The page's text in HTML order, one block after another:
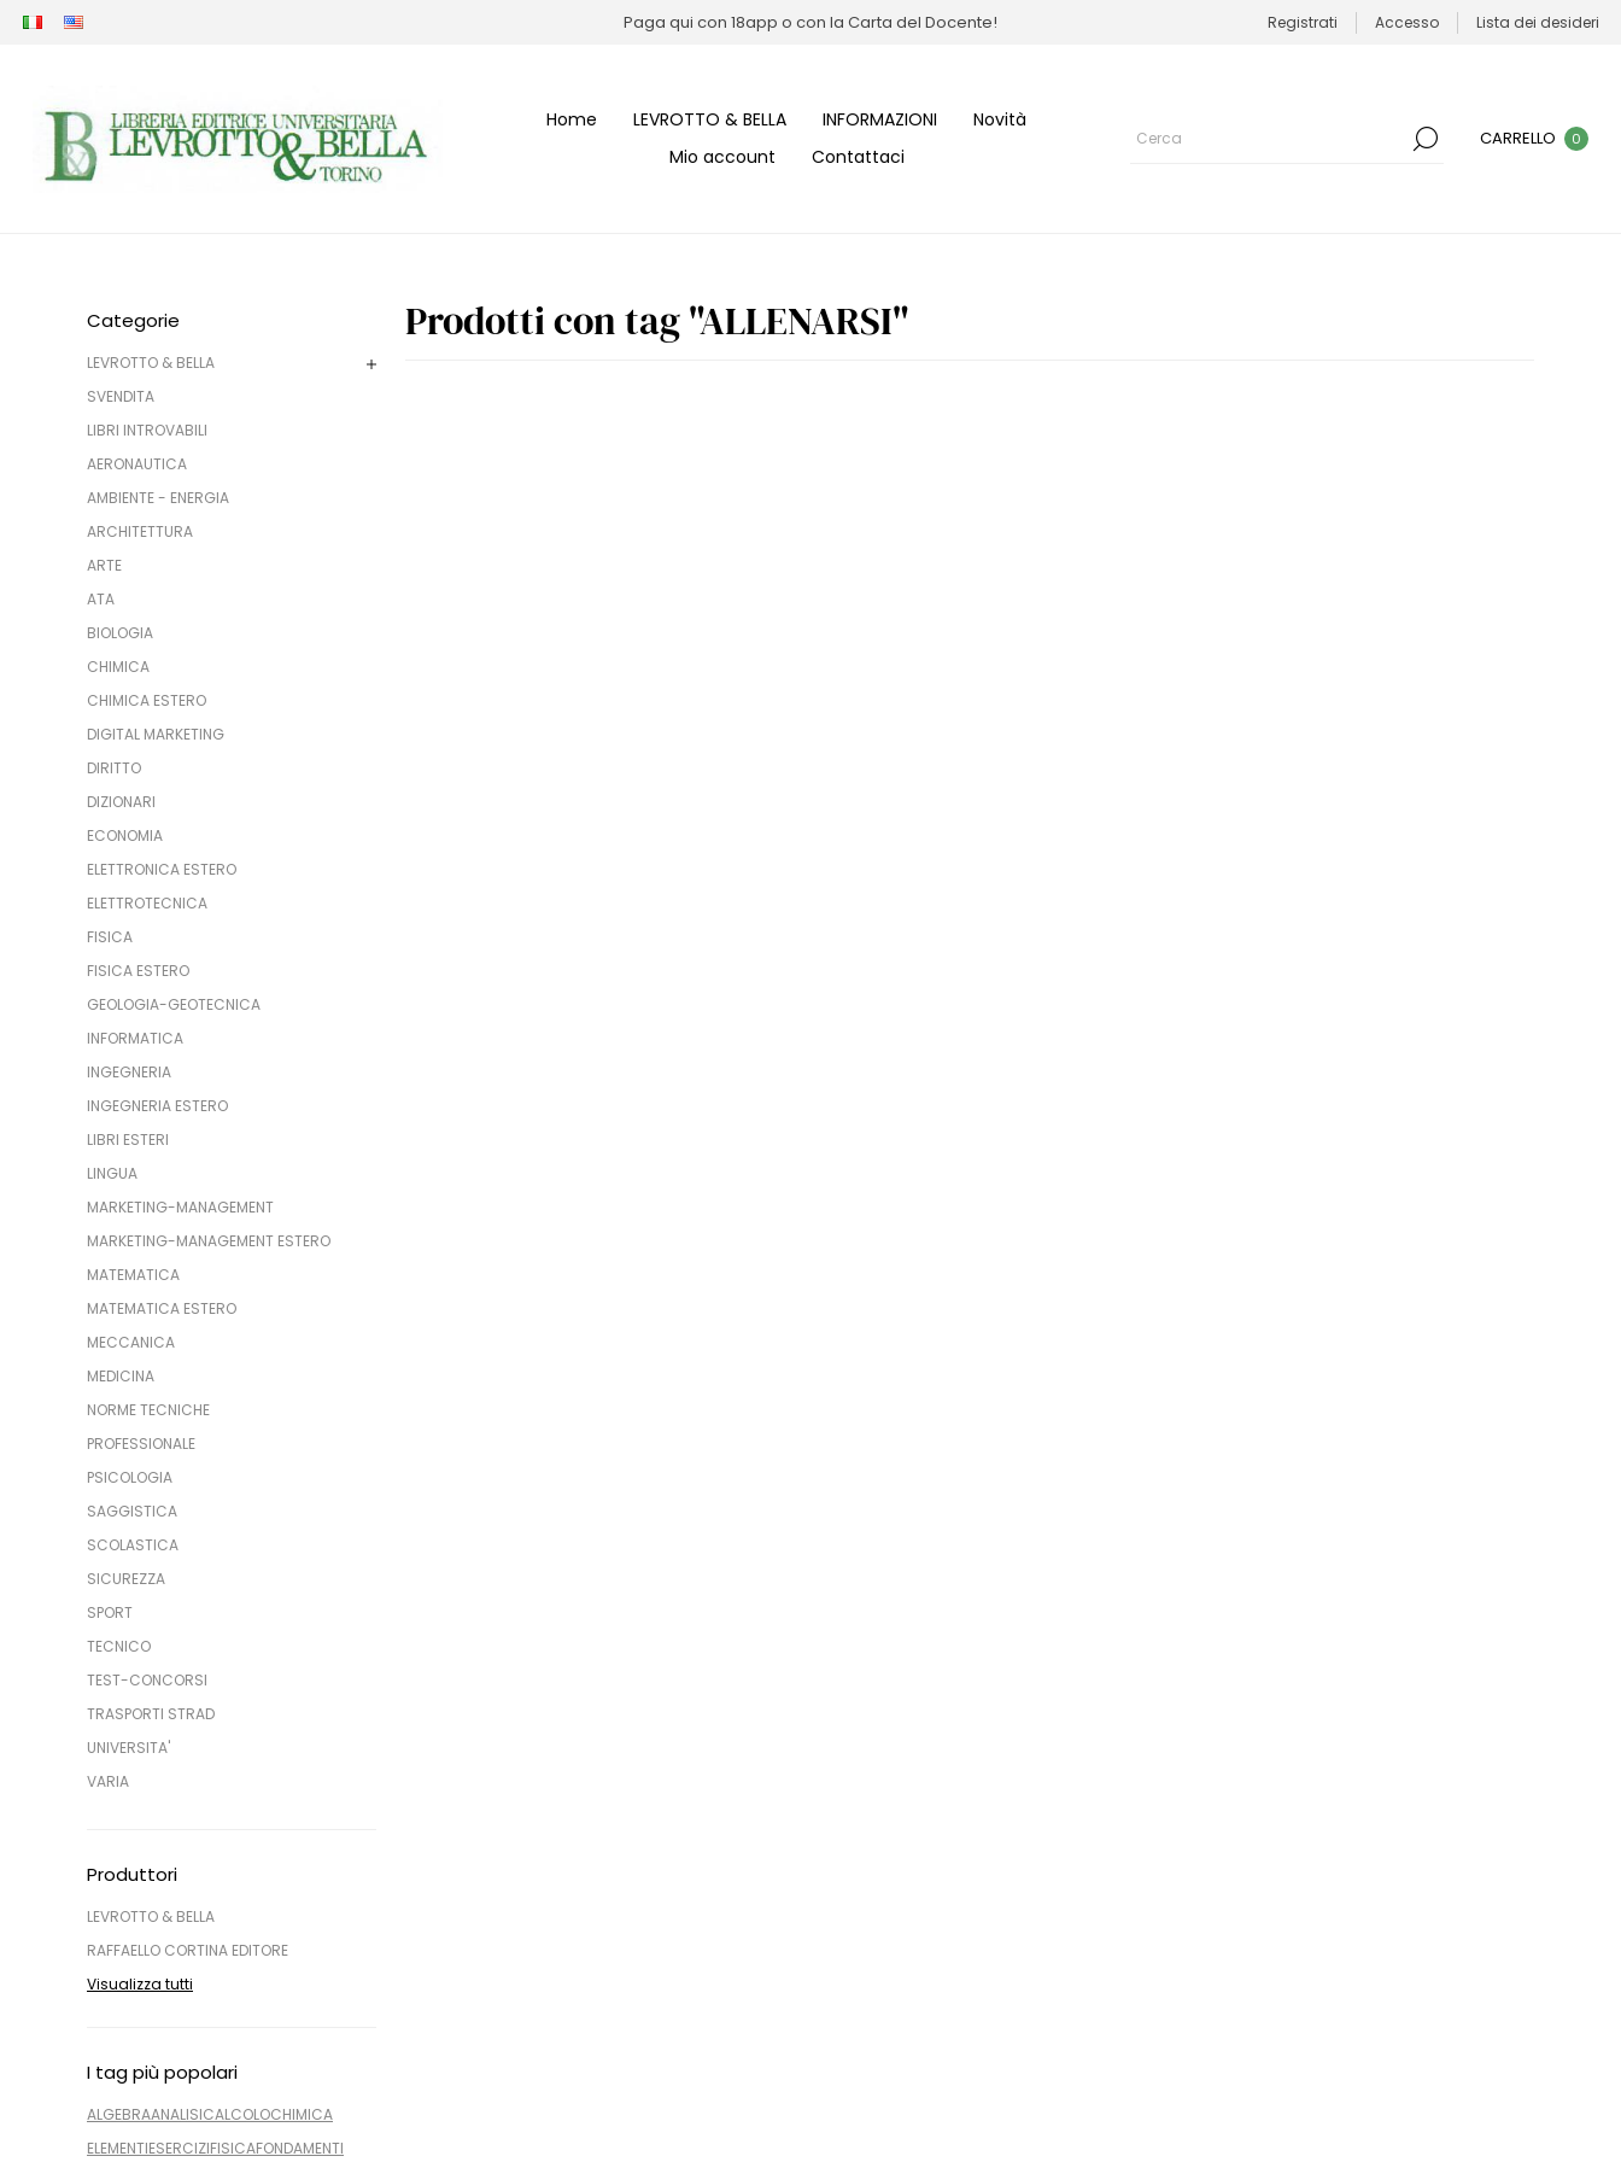
Paga qui con 18app o con la Carta del Docente! Registrati Accesso Lista dei desideri
Home LEVROTTO & BELLA INFORMAZIONI
Novità
Mio account
Contattaci
CARRELLO 0
Categorie
LEVROTTO & BELLA
SVENDITA
LIBRI INTROVABILI
AERONAUTICA
AMBIENTE - ENERGIA
ARCHITETTURA
ARTE
ATA
BIOLOGIA
CHIMICA
CHIMICA ESTERO
DIGITAL MARKETING
DIRITTO
DIZIONARI
ECONOMIA
ELETTRONICA ESTERO
ELETTROTECNICA
FISICA
FISICA ESTERO
GEOLOGIA-GEOTECNICA
INFORMATICA
INGEGNERIA
INGEGNERIA ESTERO
LIBRI ESTERI
LINGUA
MARKETING-MANAGEMENT
MARKETING-MANAGEMENT ESTERO
MATEMATICA
MATEMATICA ESTERO
MECCANICA
MEDICINA
NORME TECNICHE
PROFESSIONALE
PSICOLOGIA
SAGGISTICA
SCOLASTICA
SICUREZZA
SPORT
TECNICO
TEST-CONCORSI
TRASPORTI STRAD
UNIVERSITA'
VARIA
Produttori
LEVROTTO & BELLA
RAFFAELLO CORTINA EDITORE
Visualizza tutti
I tag più popolari
ALGEBRAANALISICALCOLOCHIMICA
ELEMENTIESERCIZIFISICAFONDAMENTI
Prodotti con tag "ALLENARSI"